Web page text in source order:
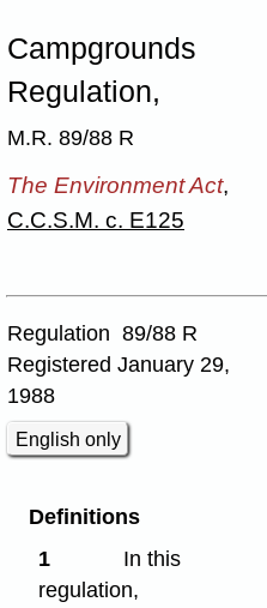
Campgrounds
Regulation,
M.R. 89/88 R
The Environment Act,
C.C.S.M. c. E125
Regulation 89/88 R
Registered January 29,
1988
English only
Definitions
1
In this
regulation,